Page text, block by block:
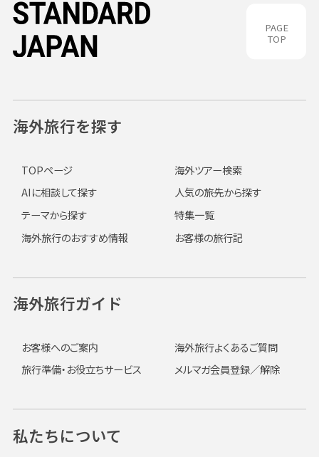
PAGE
TOP
海外旅行を探す
TOPページ
海外ツアー検索
AIに相談して探す
人気の旅先から探す
テーマから探す
特集一覧
海外旅行のおすすめ情報
お客様の旅行記
海外旅行ガイド
お客様へのご案内
海外旅行よくあるご質問
旅行準備・お役立ちサービス
メルマガ会員登録／解除
私たちについて